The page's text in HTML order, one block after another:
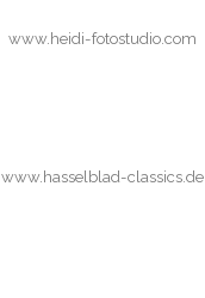
www.heidi-fotostudio.com
www.hasselblad-classics.de